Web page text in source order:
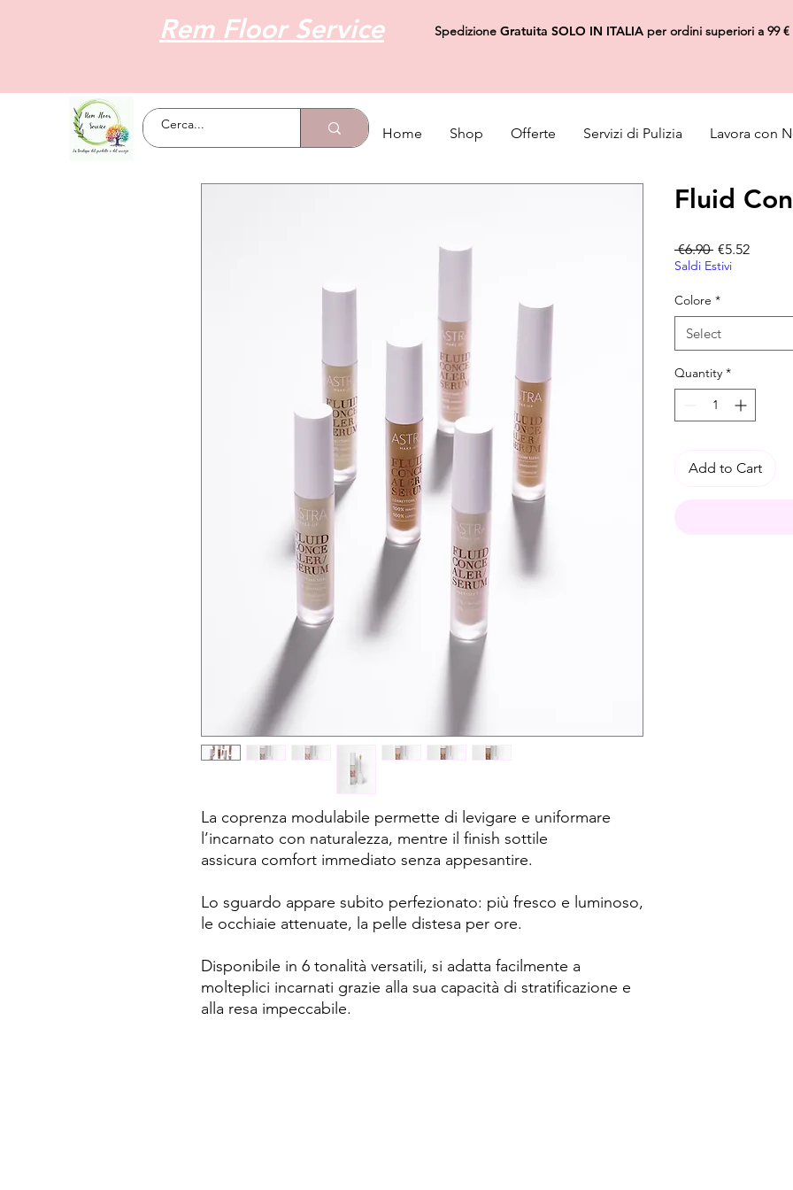
Rem Floor Service Spedizione Gratuita SOLO IN ITALIAper ordini superiori a 99 €
Home Shop Offerte Servizi di Pulizia Lavora con
La coprenza modulabile permette di levigare e uniformare
l’incarnato con naturalezza, mentre il finish sottile
assicura comfort immediato senza appesantire.
Lo sguardo appare subito perfezionato: più fresco e luminoso,
le occhiaie attenuate, la pelle distesa per ore.
Disponibile in 6 tonalità versatili, si adatta facilmente a
molteplici incarnati grazie alla sua capacità di stratificazione e
alla resa impeccabile.
Fluid
€6.90 Regular Price
€5.52Sale
Saldi Estivi
Colore *
Select
Quantity *
Add to Cart